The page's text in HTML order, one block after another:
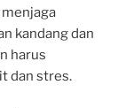
kandang dan
harus
dan stres.